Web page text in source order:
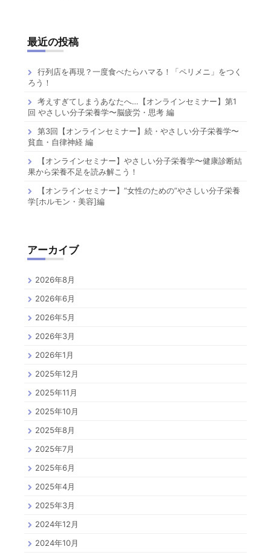
最近の投稿
行列店を再現？一度食べたらハマる！「ペリメニ」をつく
ろう！
考えすぎてしまうあなたへ…【オンラインセミナー】第1
回 やさしい分子栄養学〜脳疲労・思考 編
第3回【オンラインセミナー】続・やさしい分子栄養学〜
貧血・自律神経 編
【オンラインセミナー】やさしい分子栄養学〜健康診断結
果から栄養不足を読み解こう！
【オンラインセミナー】”女性のための”やさしい分子栄養
学[ホルモン・美容]編
アーカイブ
2026年8月
2026年6月
2026年5月
2026年3月
2026年1月
2025年12月
2025年11月
2025年10月
2025年8月
2025年7月
2025年6月
2025年4月
2025年3月
2024年12月
2024年10月